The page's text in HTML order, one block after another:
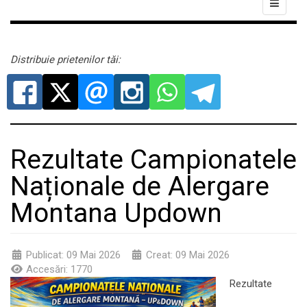
Distribuie prietenilor tăi:
Rezultate Campionatele
Naționale de Alergare
Montana Updown
Publicat: 09 Mai 2026
Creat: 09 Mai 2026
Accesări: 1770
Rezultate